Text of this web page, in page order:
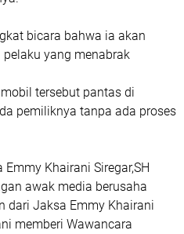
bicara bahwa ia akan
yang menabrak
tersebut pantas di
pemiliknya tanpa ada proses
Khairani Siregar,SH
awak media berusaha
dari Jaksa Emmy Khairani
memberi Wawancara